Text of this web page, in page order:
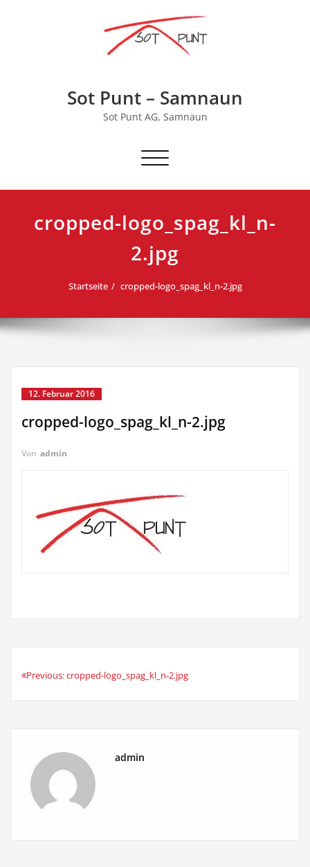
Sot Punt – Samnaun
Sot Punt AG, Samnaun
Schalte
cropped-logo_spag_kl_n-
2.jpg
Startseite cropped-logo_spag_kl_n-2.jpg
12. Februar 2016
cropped-logo_spag_kl_n-2.jpg
Von admin
Beitrags-
Previous:cropped-logo_spag_kl_n-2.jpg
admin